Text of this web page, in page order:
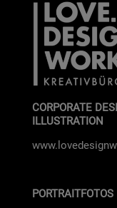
CORPORATE
ILLUSTRATION
PORTRAITFOTOS